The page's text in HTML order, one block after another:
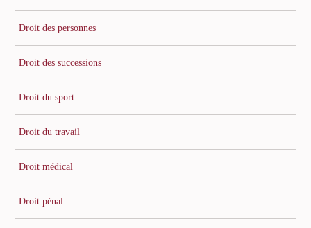
Droit des personnes
Droit des successions
Droit du sport
Droit du travail
Droit médical
Droit pénal